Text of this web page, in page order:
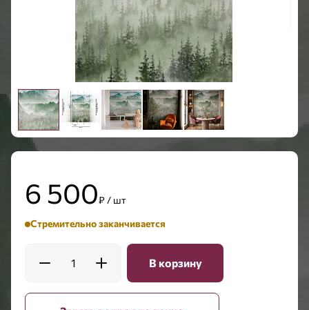
6 500₽ / шт
Стремительно заканчивается
1 В корзину